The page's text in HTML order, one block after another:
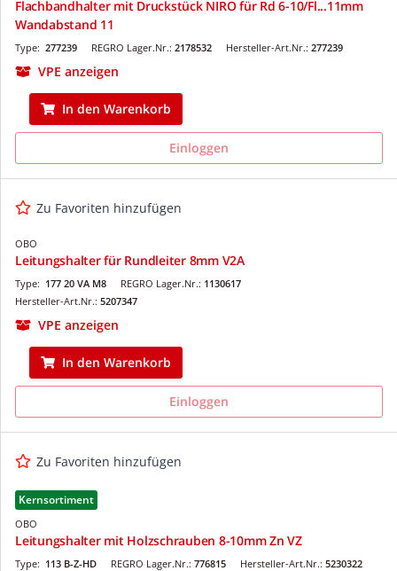
Flachbandhalter mit Druckstück NIRO für Rd 6-10/Fl...11mm
Wandabstand 11
REGRO Lager.Nr.: 2178532
Type: 277239 Hersteller-Art.Nr.: 277239
VPE anzeigen
In den Warenkorb
Einloggen
Zu Favoriten hinzufügen
OBO
Leitungshalter für Rundleiter 8mm V2A
REGRO Lager.Nr.: 1130617
Type: 177 20 VA M8
Hersteller-Art.Nr.: 5207347
VPE anzeigen
In den Warenkorb
Einloggen
Zu Favoriten hinzufügen
Kernsortiment
OBO
Leitungshalter mit Holzschrauben 8-10mm Zn VZ
REGRO Lager.Nr.: 776815
Type: 113 B-Z-HD Hersteller-Art.Nr.: 5230322